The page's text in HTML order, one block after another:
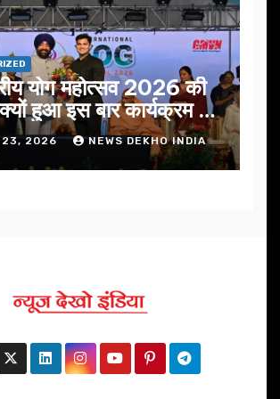
योग महोत्सव 2026 की
हुआ इस बार कार्यक्रम में
23, 2026 NEWS DEKHO INDIA